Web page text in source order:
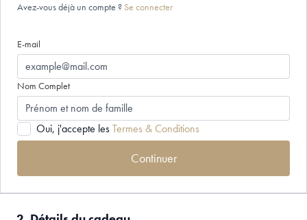
Avez-vous déjà un compte ? Se connecter
E-mail
Nom Complet
Oui, j'accepte lesTermes & Conditions
Continuer